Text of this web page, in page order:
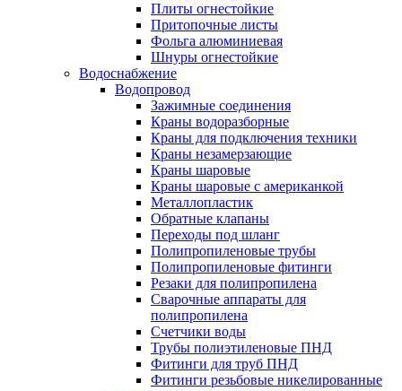
Плиты огнестойкие
Притопочные листы
Фольга алюминиевая
Шнуры огнестойкие
Водоснабжение
Водопровод
Зажимные соединения
Краны водоразборные
Краны для подключения техники
Краны незамерзающие
Краны шаровые
Краны шаровые с американкой
Металлопластик
Обратные клапаны
Переходы под шланг
Полипропиленовые трубы
Полипропиленовые фитинги
Резаки для полипропилена
Сварочные аппараты для
полипропилена
Счетчики воды
Трубы полиэтиленовые ПНД
Фитинги для труб ПНД
Фитинги резьбовые никелированные